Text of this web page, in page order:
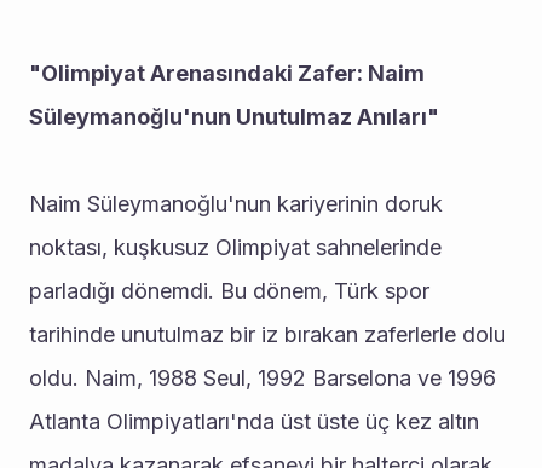
"Olimpiyat Arenasındaki Zafer: Naim
Süleymanoğlu'nun Unutulmaz Anıları"
Naim Süleymanoğlu'nun kariyerinin doruk
noktası, kuşkusuz Olimpiyat sahnelerinde
parladığı dönemdi. Bu dönem, Türk spor
tarihinde unutulmaz bir iz bırakan zaferlerle dolu
oldu. Naim, 1988 Seul, 1992 Barselona ve 1996
Atlanta Olimpiyatları'nda üst üste üç kez altın